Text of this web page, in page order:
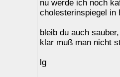
nu werde ich noch
cholesterinspiegel in
bleib du auch
klar muß man nicht
lg